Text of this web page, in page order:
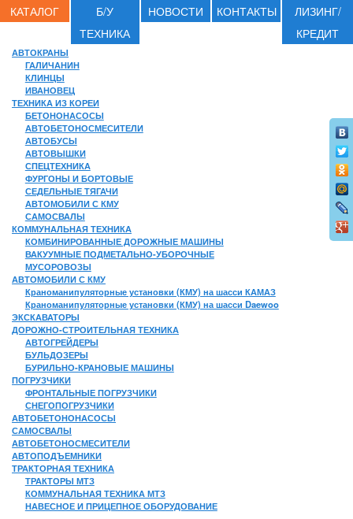
КАТАЛОГ
Б/У
ТЕХНИКА
НОВОСТИ КОНТАКТЫ
ЛИЗИНГ/
КРЕДИТ
АВТОКРАНЫ
ГАЛИЧАНИН
КЛИНЦЫ
ИВАНОВЕЦ
ТЕХНИКА ИЗ КОРЕИ
БЕТОНОНАСОСЫ
АВТОБЕТОНОСМЕСИТЕЛИ
АВТОБУСЫ
АВТОВЫШКИ
СПЕЦТЕХНИКА
ФУРГОНЫ И БОРТОВЫЕ
СЕДЕЛЬНЫЕ ТЯГАЧИ
АВТОМОБИЛИ С КМУ
САМОСВАЛЫ
КОММУНАЛЬНАЯ ТЕХНИКА
КОМБИНИРОВАННЫЕ ДОРОЖНЫЕ МАШИНЫ
ВАКУУМНЫЕ ПОДМЕТАЛЬНО-УБОРОЧНЫЕ
МУСОРОВОЗЫ
АВТОМОБИЛИ С КМУ
Краноманипуляторные установки (КМУ) на шасси КАМАЗ
Краноманипуляторные установки (КМУ) на шасси Daewoo
ЭКСКАВАТОРЫ
ДОРОЖНО-СТРОИТЕЛЬНАЯ ТЕХНИКА
АВТОГРЕЙДЕРЫ
БУЛЬДОЗЕРЫ
БУРИЛЬНО-КРАНОВЫЕ МАШИНЫ
ПОГРУЗЧИКИ
ФРОНТАЛЬНЫЕ ПОГРУЗЧИКИ
СНЕГОПОГРУЗЧИКИ
АВТОБЕТОНОНАСОСЫ
САМОСВАЛЫ
АВТОБЕТОНОСМЕСИТЕЛИ
АВТОПОДЪЕМНИКИ
ТРАКТОРНАЯ ТЕХНИКА
ТРАКТОРЫ МТЗ
КОММУНАЛЬНАЯ ТЕХНИКА МТЗ
НАВЕСНОЕ И ПРИЦЕПНОЕ ОБОРУДОВАНИЕ